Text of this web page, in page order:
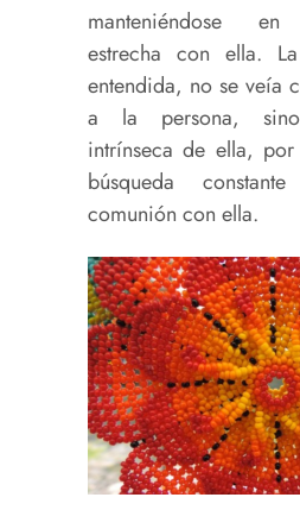
manteniéndose en
estrecha con ella.
entendida, no se veía
a la persona,
intrínseca de ella,
búsqueda
comunión con ella.